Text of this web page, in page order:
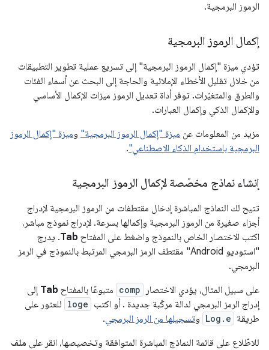
الرموز البرمجية.
إكمال الرموز البرمجية
تؤدي ميزة "إكمال الرموز البرمجية" إلى تسريع عملية تطوير التطبيقات
من خلال تقليل الأخطاء الإملائية والحاجة إلى البحث عن أسماء الفئات
والطرق والمتغيّرات. توفر أداة تعديل الرموز ميزات الإكمال الأساسي
والإكمال الذكي وإكمال العبارات.
مزيد من المعلومات عن ميزة "إكمال الرموز البرمجية" وميزة "إكمال الرموز
البرمجية باستخدام الذكاء الاصطناعي".
إنشاء نماذج مخصّصة لإكمال الرموز البرمجية
تتيح لك النماذج المباشرة إدخال مقتطفات من الرموز البرمجية لإدراج
أجزاء صغيرة من الرموز البرمجية وإكمالها بسرعة. لإدراج نموذج مباشر،
اكتب الاختصار الخاص بالنموذج واضغط على المفتاح Tab. يدرج
"استوديو Android" مقتطف الرمز البرمجي المرتبط بالنموذج في الرمز
البرمجي.
على سبيل المثال، يؤدي الاختصار
comp متبوعًا بالمفتاح Tab إلى
إدراج الرمز البرمجي لدالة مركّبة جديدة . أو اكتب loge للعثور على
طريقة Log.e وتسجيلها من الرمز البرمجي.
للاطّلاع على قائمة النماذج المباشرة المتوافقة وتخصيصها، انقر على ملف